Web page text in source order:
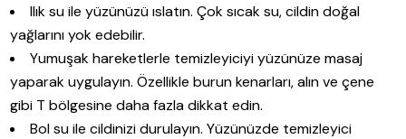
Ilık su ile yüzünüzü ıslatın. Çok sıcak su, cildin doğal
yağlarını yok edebilir.
Yumuşak hareketlerle temizleyiciyi yüzünüze masaj
yaparak uygulayın. Özellikle burun kenarları, alın ve çene
gibi T bölgesine daha fazla dikkat edin.
Bol su ile cildinizi durulayın. Yüzünüzde temizleyici